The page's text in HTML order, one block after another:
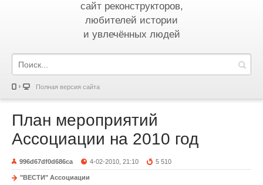
сайт реконструкторов,
любителей истории
и увлечённых людей
Полная версия сайта
План мероприятий
Ассоциации на 2010 год
996d67df0d686ca 4-02-2010, 21:10 5 510
"ВЕСТИ" Ассоциации